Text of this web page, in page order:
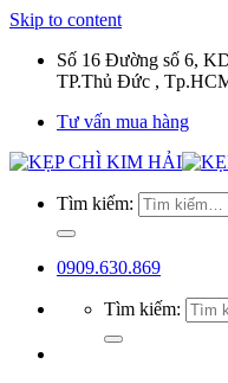
Skip to content
Số 16 Đường số 6,
TP.Thủ Đức ,
Tư vấn mua hàng
Tìm kiếm:
0909.630.869
Tìm kiếm: